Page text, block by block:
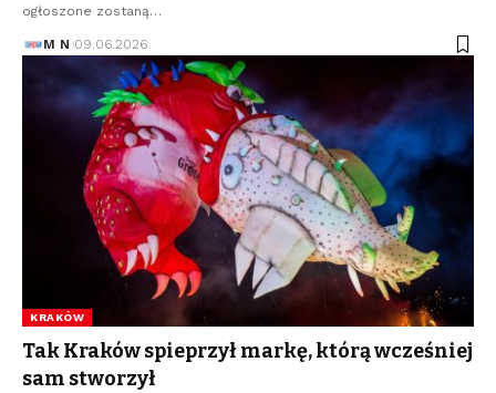
ogłoszone zostaną…
M N 09.06.2026
KRAKÓW
Tak Kraków spieprzył markę, którą wcześniej
sam stworzył